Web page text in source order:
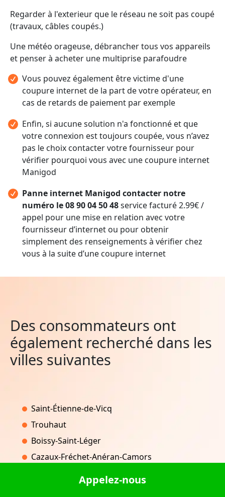
Regarder à l'exterieur que le réseau ne soit pas coupé
(travaux, câbles coupés.)
Une météo orageuse, débrancher tous vos appareils
et penser à acheter une multiprise parafoudre
Vous pouvez également être victime d'une
coupure internet de la part de votre opérateur, en
cas de retards de paiement par exemple
Enfin, si aucune solution n'a fonctionné et que
votre connexion est toujours coupée, vous n’avez
pas le choix contacter votre fournisseur pour
vérifier pourquoi vous avec une coupure internet
Manigod
Panne internet Manigod contacter notre
numéro le 08 90 04 50 48service facturé 2.99€ /
appel pour une mise en relation avec votre
fournisseur d’internet ou pour obtenir
simplement des renseignements à vérifier chez
vous à la suite d’une coupure internet
Des consommateurs ont
également recherché dans les
villes suivantes
Saint-Étienne-de-Vicq
Trouhaut
Boissy-Saint-Léger
Cazaux-Fréchet-Anéran-Camors
Appelez-nous